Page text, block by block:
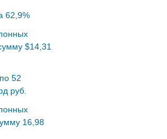
62,9%
$14,31
52
руб.
16,98